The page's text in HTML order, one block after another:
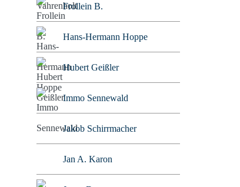
Frollein B.
Hans-Hermann Hoppe
Hubert Geißler
Immo Sennewald
Jakob Schirrmacher
Jan A. Karon